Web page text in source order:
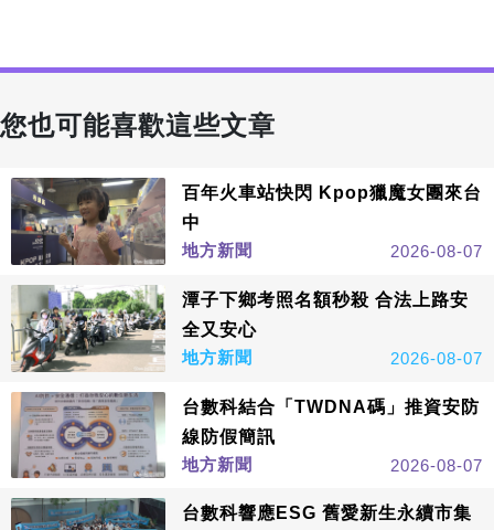
您也可能喜歡這些文章
百年火車站快閃 Kpop獵魔女團來台
中
地方新聞
2026-08-07
潭子下鄉考照名額秒殺 合法上路安
全又安心
地方新聞
2026-08-07
台數科結合「TWDNA碼」推資安防
線防假簡訊
地方新聞
2026-08-07
台數科響應ESG 舊愛新生永續市集